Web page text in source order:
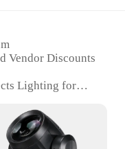
Vendor Discounts
Lighting for
Design with
Ambiance and